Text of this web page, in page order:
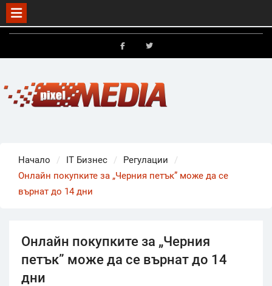
Skip
Начало IT Бизнес
Регулации
Онлайн покупките за „Черния петък” може да се
върнат до 14 дни
Онлайн покупките за „Черния
петък” може да се върнат до 14
дни